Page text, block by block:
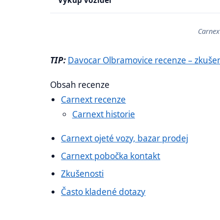
TIP: Davocar Olbramovice recenze –
Obsah recenze
Carnext recenze
Carnext historie
Carnext ojeté vozy, bazar prodej
Carnext pobočka kontakt
Zkušenosti
Často kladené dotazy